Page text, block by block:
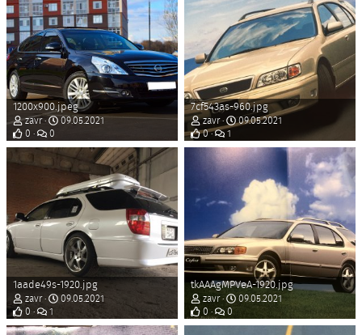
1200x900.jpeg
zavr
09.05.2021
0
0
7cf543as-960.jpg
zavr
09.05.2021
0
1
1aade49s-1920.jpg
zavr
09.05.2021
0
1
tkAAAgMPVeA-1920.jpg
zavr
09.05.2021
0
0